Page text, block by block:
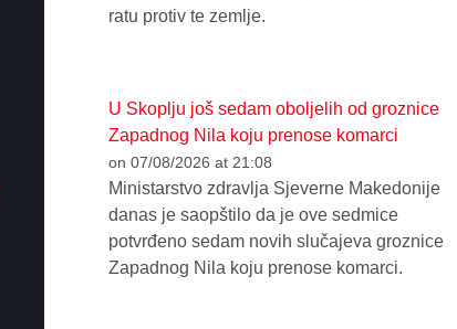
ratu protiv te zemlje.
U Skoplju još sedam oboljelih od groznice
Zapadnog Nila koju prenose komarci
on 07/08/2026 at 21:08
Ministarstvo zdravlja Sjeverne Makedonije
danas je saopštilo da je ove sedmice
potvrđeno sedam novih slučajeva groznice
Zapadnog Nila koju prenose komarci.